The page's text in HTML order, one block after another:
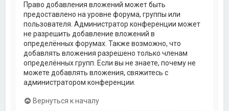
Право добавления вложений может быть
предоставлено на уровне форума, группы или
пользователя. Администратор конференции может
не разрешить добавление вложений в
определённых форумах. Также возможно, что
добавлять вложения разрешено только членам
определённых групп. Если вы не знаете, почему не
можете добавлять вложения, свяжитесь с
администратором конференции.
Вернуться к началу